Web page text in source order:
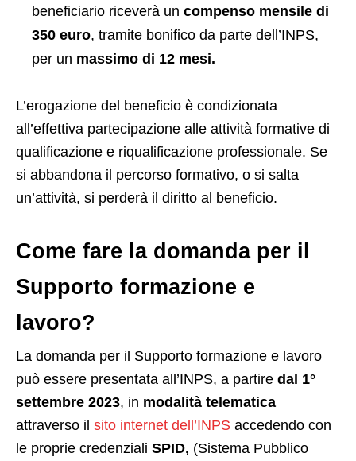
beneficiario riceverà un compenso mensile di
350 euro, tramite bonifico da parte dell’INPS,
per un massimo di 12 mesi.
L’erogazione del beneficio è condizionata
all’effettiva partecipazione alle attività formative di
qualificazione e riqualificazione professionale. Se
si abbandona il percorso formativo, o si salta
un’attività, si perderà il diritto al beneficio.
Come fare la domanda per il
Supporto formazione e
lavoro?
La domanda per il Supporto formazione e lavoro
può essere presentata all’INPS, a partire dal 1°
settembre 2023, in modalità telematica
attraverso il sito internet dell’INPS accedendo con
le proprie credenziali SPID, (Sistema Pubblico